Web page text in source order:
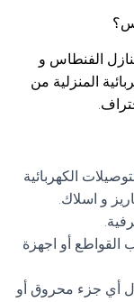
الفنطاس و
المنزلية من
الكهربائية
و اسلاك.
تركيب القواطع أو اجهزة
أي جزء محروق أو